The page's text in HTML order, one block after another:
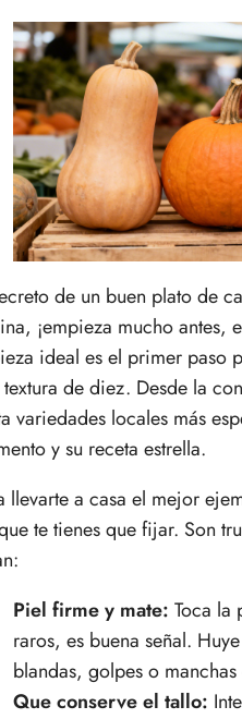
de un buen plato de
¡empieza mucho antes,
ideal es el primer paso
textura de diez. Desde la
variedades locales más
y su receta estrella.
llevarte a casa el mejor
te tienes que fijar. Son
Piel firme y mate: Toca la
raros, es buena señal.
blandas, golpes o manchas
Que conserve el tallo: